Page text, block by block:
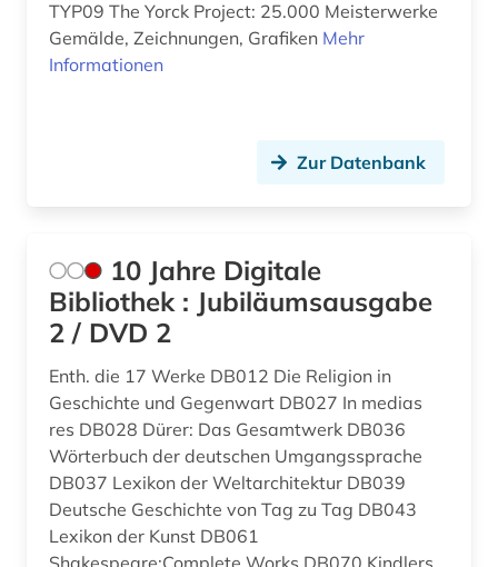
arthur (6)
audiovisuelles material (1)
aufenthalt (1)
aufführung (1)
aufklärung (3)
aufsatz (1)
aufzeichnung (1)
august von (1)
Mecklenburg-Vorpommern (1)
Norwegen (54)
Oesterreich (19)
Ostasien (1)
Osteuropa (2)
Palaestina (1)
Polen (3)
Rheinland-Pfalz (1)
TYP09 The Yorck Project: 25.000 Meisterwerke
Gemälde, Zeichnungen, Grafiken Mehr
Informationen
Zur Datenbank
10 Jahre Digitale
Bibliothek : Jubiläumsausgabe
2 / DVD 2
Enth. die 17 Werke DB012 Die Religion in
Geschichte und Gegenwart DB027 In medias
res DB028 Dürer: Das Gesamtwerk DB036
Wörterbuch der deutschen Umgangssprache
DB037 Lexikon der Weltarchitektur DB039
Deutsche Geschichte von Tag zu Tag DB043
Lexikon der Kunst DB061
Shakespeare:Complete Works DB070 Kindlers